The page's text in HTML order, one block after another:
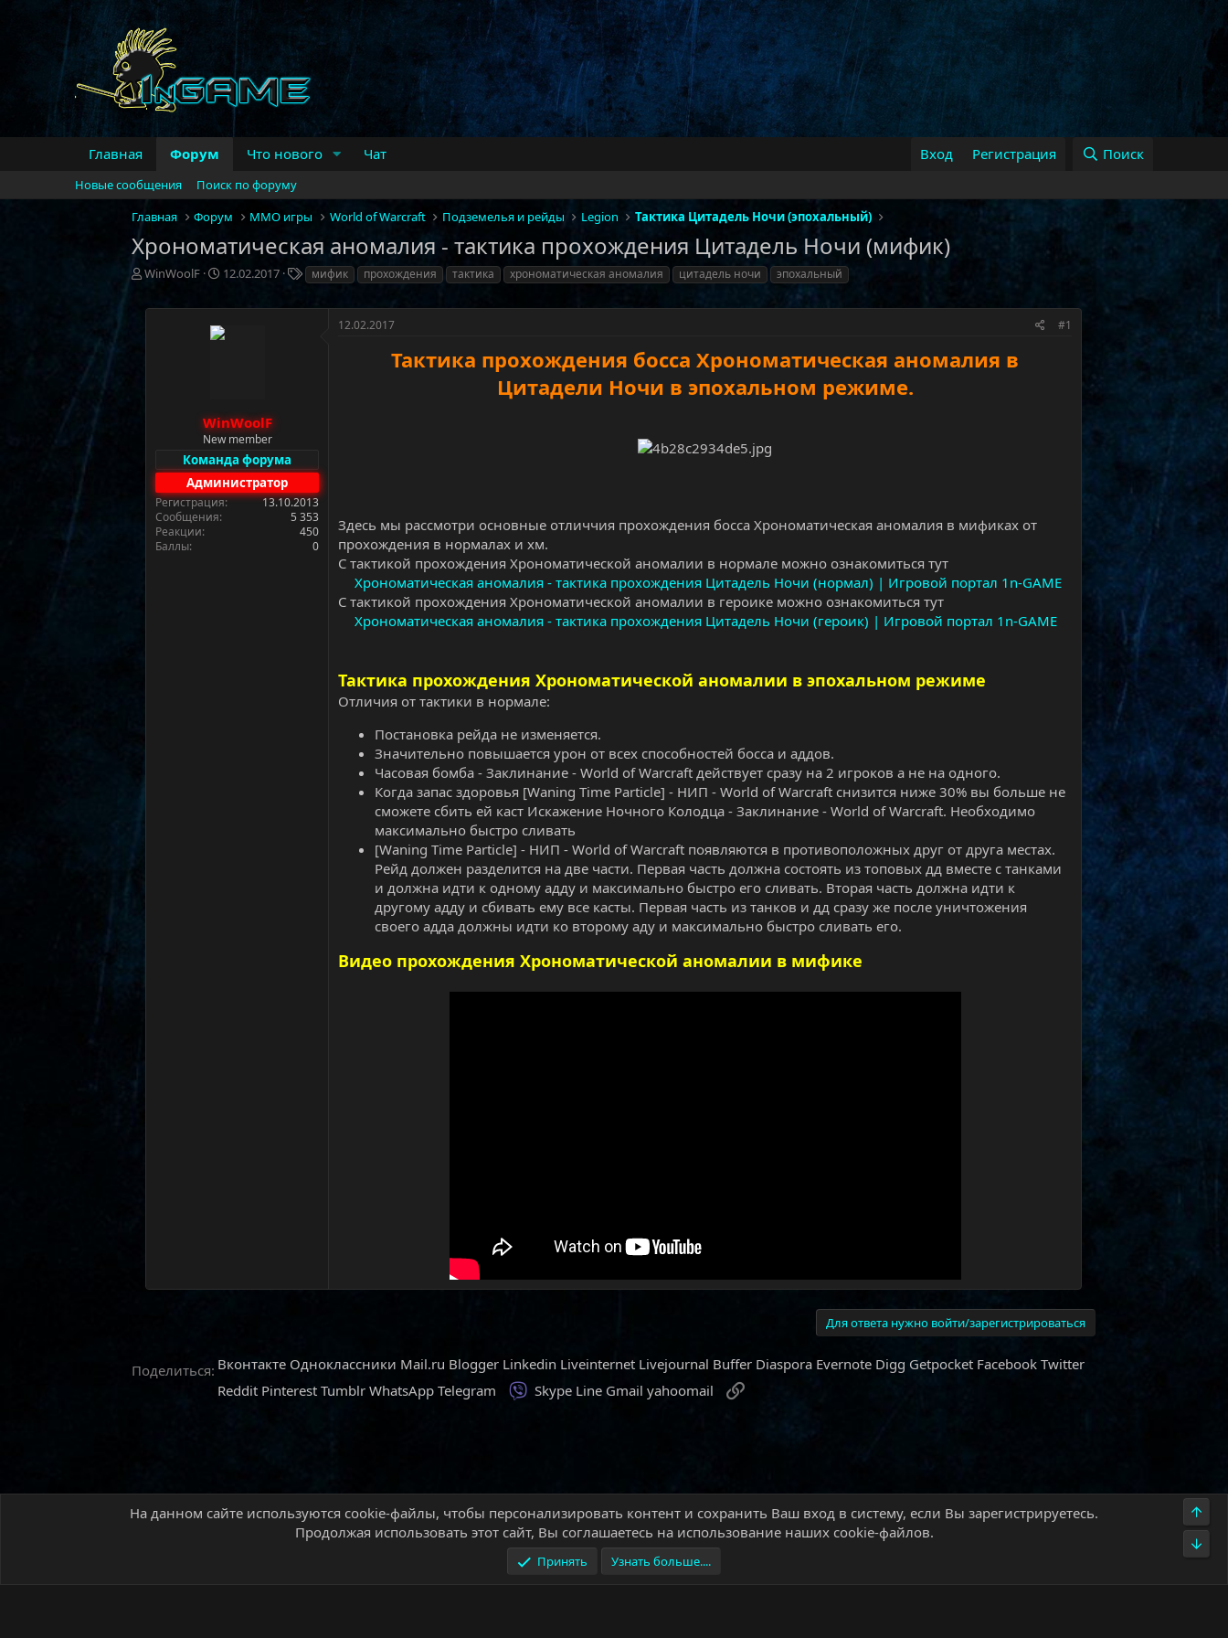
Главная Форум Что нового Чат Вход Регистрация Поиск
Новые сообщения
Поиск по форуму
Главная
Форум MMO игры World of Warcraft Подземелья и рейды Legion Тактика Цитадель Ночи (эпохальный)
Хрономатическая аномалия - тактика прохождения Цитадель Ночи (мифик)
А
т
WinWoolF
Д
т
н
а
12.02.2017
Т
е
г
мифик прохождения тактика хрономатическая аномалия цитадель ночи эпохальный
WinWoolF
New member
Команда форума
Администратор
Регистрация
13.10.2013
Сообщения
5 353
Реакции
450
Баллы
0
12.02.2017 #1
Тактика прохождения босса Хрономатическая аномалия в
Цитадели Ночи в эпохальном режиме.
Здесь мы рассмотри основные отличчия прохождения босса Хрономатическая аномалия в мификах от
прохождения в нормалах и хм.
С тактикой прохождения Хрономатической аномалии в нормале можно ознакомиться тут
Хрономатическая аномалия - тактика прохождения Цитадель Ночи (нормал) | Игровой портал 1n-GAME
С тактикой прохождения Хрономатической аномалии в героике можно ознакомиться тут
Хрономатическая аномалия - тактика прохождения Цитадель Ночи (героик) | Игровой портал 1n-GAME
Тактика прохождения Хрономатической аномалии в эпохальном режиме
Отличия от тактики в нормале:
Постановка рейда не изменяется.
Значительно повышается урон от всех способностей босса и аддов.
Часовая бомба - Заклинание - World of Warcraft действует сразу на 2 игроков а не на одного.
Когда запас здоровья [Waning Time Particle] - НИП - World of Warcraft снизится ниже 30% вы больше не
сможете сбить ей каст Искажение Ночного Колодца - Заклинание - World of Warcraft. Необходимо
максимально быстро сливать
[Waning Time Particle] - НИП - World of Warcraft появляются в противоположных друг от друга местах.
Рейд должен разделится на две части. Первая часть должна состоять из топовых дд вместе с танками
и должна идти к одному адду и максимально быстро его сливать. Вторая часть должна идти к
другому адду и сбивать ему все касты. Первая часть из танков и дд сразу же после уничтожения
своего адда должны идти ко второму аду и максимально быстро сливать его.
Видео прохождения Хрономатической аномалии в мифике
Для ответа нужно войти/зарегистрироваться
Поделиться: Вконтакте Одноклассники Mail.ru Blogger Linkedin Liveinternet Livejournal Buffer Diaspora Evernote Digg Getpocket Facebook Twitter
Reddit Pinterest Tumblr WhatsApp Telegram Viber
Skype Line Gmail yahoomail
Главная MMO игры World of Warcraft Подземелья и рейды Тактика Цитадель Ночи (эпохальный)
Обратная связь Условия и правила
На данном сайте используются cookie-файлы, чтобы персонализировать контент и сохранить Ваш вход в систему, если Вы зарегистрируетесь.
Продолжая использовать этот сайт, Вы соглашаетесь на использование наших cookie-файлов.
Принять Узнать больше....
Верх
Низ